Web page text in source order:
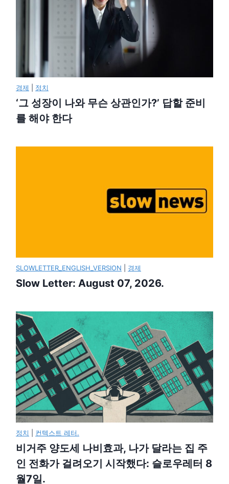
경제 정치
‘그 성장이 나와 무슨 상관인가?’ 답할 준비
를 해야 한다
SLOWLETTER_ENGLISH_VERSION 경제
Slow Letter: August 07, 2026.
정치 컨텍스트 레터.
비거주 양도세 나비효과, 나가 달라는 집 주
인 전화가 걸려오기 시작했다: 슬로우레터 8
월7일.